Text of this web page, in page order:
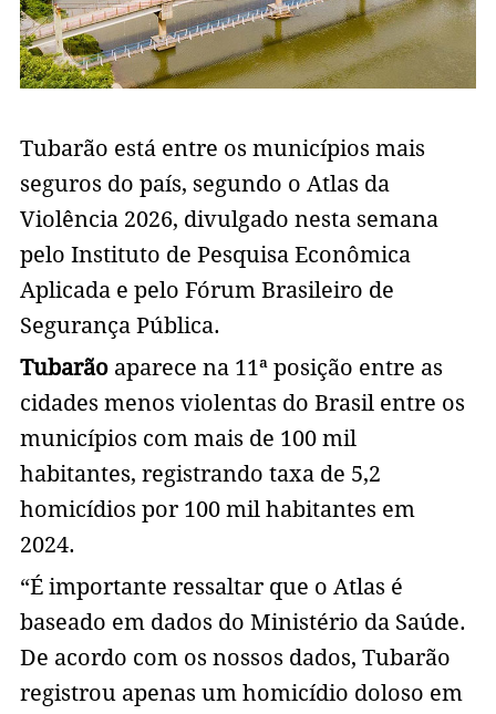
Tubarão está entre os municípios mais
seguros do país, segundo o Atlas da
Violência 2026, divulgado nesta semana
pelo Instituto de Pesquisa Econômica
Aplicada e pelo Fórum Brasileiro de
Segurança Pública.
Tubarãoaparece na 11ª posição entre as
cidades menos violentas do Brasil entre os
municípios com mais de 100 mil
habitantes, registrando taxa de 5,2
homicídios por 100 mil habitantes em
2024.
“É importante ressaltar que o Atlas é
baseado em dados do Ministério da Saúde.
De acordo com os nossos dados, Tubarão
registrou apenas um homicídio doloso em